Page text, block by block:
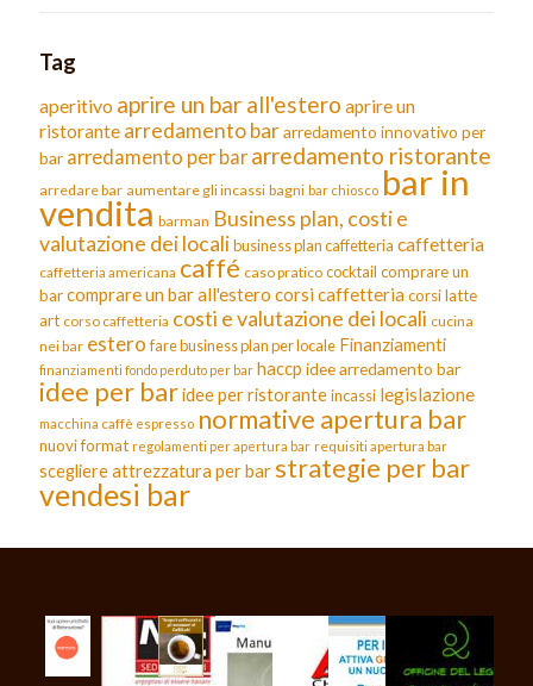
Tag
aperitivo aprire un bar all'estero aprire un
ristorante arredamento bararredamento innovativo per
bar arredamento per bar arredamento ristorante
arredare bar aumentare gli incassi bagni bar chiosco bar in
vendita barman Business plan, costi e
valutazione dei localibusiness plan caffetteria caffetteria
caffetteria americana caffé caso pratico cocktail comprare un
barcomprare un bar all'estero corsi caffetteriacorsi latte
art corso caffetteria costi e valutazione dei locali cucina
nei bar estero fare business plan per locale Finanziamenti
finanziamenti fondo perduto per bar haccp idee arredamento bar
idee per baridee per ristoranteincassi legislazione
macchina caffè espresso normative apertura bar
nuovi format regolamenti per apertura bar requisiti apertura bar
scegliere attrezzatura per bar strategie per bar
vendesi bar